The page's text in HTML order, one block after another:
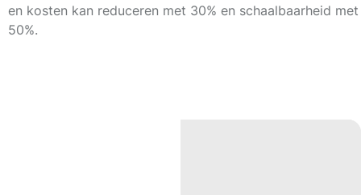
en kosten kan reduceren met 30% en schaalbaarheid met
50%.